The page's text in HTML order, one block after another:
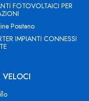
FOTOVOLTAICI PER
Positano
IMPIANTI CONNESSI
VELOCI